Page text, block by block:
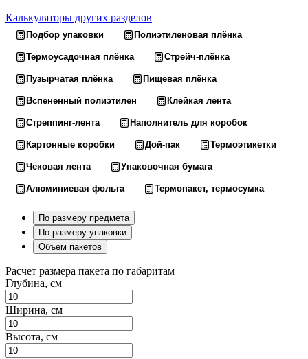
Калькуляторы других разделов
Подбор упаковки Полиэтиленовая плёнка
Термоусадочная плёнка Стрейч-плёнка
Пузырчатая плёнка Пищевая плёнка
Вспененный полиэтилен Клейкая лента
Стреппинг-лента Наполнитель для коробок
Картонные коробки Дой-пак Термоэтикетки
Чековая лента Упаковочная бумага
Алюминиевая фольга Термопакет, термосумка
По размеру предмета
По размеру упаковки
Объем пакетов
Расчет размера пакета по габаритам
Глубина, см
Ширина, см
Высота, см